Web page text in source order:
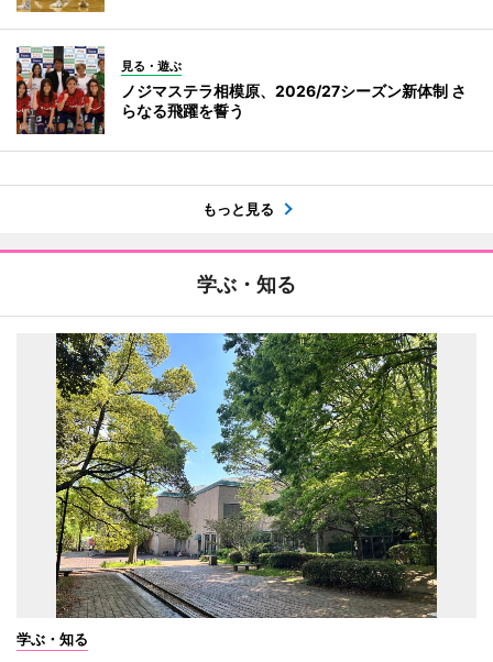
見る・遊ぶ
ノジマステラ相模原、2026/27シーズン新体制 さ
らなる飛躍を誓う
もっと見る
学ぶ・知る
学ぶ・知る